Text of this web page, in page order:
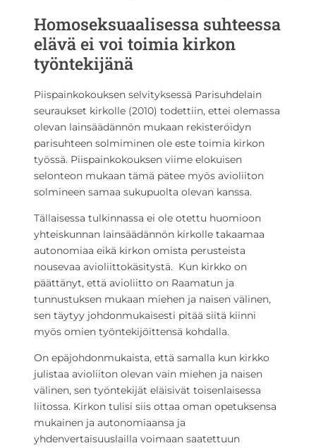
Homoseksuaalisessa suhteessa
elävä ei voi toimia kirkon
työntekijänä
Piispainkokouksen selvityksessä Parisuhdelain
seuraukset kirkolle (2010) todettiin, ettei olemassa
olevan lainsäädännön mukaan rekisteröidyn
parisuhteen solmiminen ole este toimia kirkon
työssä. Piispainkokouksen viime elokuisen
selonteon mukaan tämä pätee myös avioliiton
solmineen samaa sukupuolta olevan kanssa.
Tällaisessa tulkinnassa ei ole otettu huomioon
yhteiskunnan lainsäädännön kirkolle takaamaa
autonomiaa eikä kirkon omista perusteista
nousevaa avioliittokäsitystä. Kun kirkko on
päättänyt, että avioliitto on Raamatun ja
tunnustuksen mukaan miehen ja naisen välinen,
sen täytyy johdonmukaisesti pitää siitä kiinni
myös omien työntekijöittensä kohdalla.
On epäjohdonmukaista, että samalla kun kirkko
julistaa avioliiton olevan vain miehen ja naisen
välinen, sen työntekijät eläisivät toisenlaisessa
liitossa. Kirkon tulisi siis ottaa oman opetuksensa
mukainen ja autonomiaansa ja
yhdenvertaisuuslailla voimaan saatettuun